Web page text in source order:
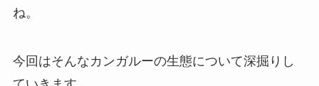
ね。
今回はそんなカンガルーの生態について深掘りし